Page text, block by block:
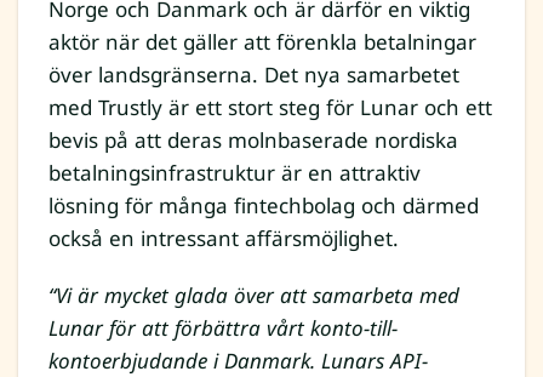
Norge och Danmark och är därför en viktig
aktör när det gäller att förenkla betalningar
över landsgränserna. Det nya samarbetet
med Trustly är ett stort steg för Lunar och ett
bevis på att deras molnbaserade nordiska
betalningsinfrastruktur är en attraktiv
lösning för många fintechbolag och därmed
också en intressant affärsmöjlighet.
“Vi är mycket glada över att samarbeta med
Lunar för att förbättra vårt konto-till-
kontoerbjudande i Danmark. Lunars API-